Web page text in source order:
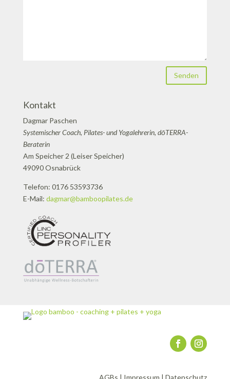
Senden
Kontakt
Dagmar Paschen
Systemischer Coach, Pilates- und Yogalehrerin, dōTERRA-
Beraterin
Am Speicher 2 (Leiser Speicher)
49090 Osnabrück
Telefon: 0176 53593736
E-Mail: dagmar@bamboopilates.de
AGBs | Impressum |Datenschutz